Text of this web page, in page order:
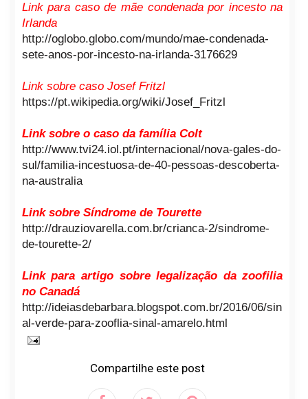
Link para caso de mãe condenada por incesto na
Irlanda
http://oglobo.globo.com/mundo/mae-condenada-
sete-anos-por-incesto-na-irlanda-3176629
Link sobre caso Josef Fritzl
https://pt.wikipedia.org/wiki/Josef_Fritzl
Link sobre o caso da família Colt
http://www.tvi24.iol.pt/internacional/nova-gales-do-
sul/familia-incestuosa-de-40-pessoas-descoberta-
na-australia
Link sobre Síndrome de Tourette
http://drauziovarella.com.br/crianca-2/sindrome-
de-tourette-2/
Link para artigo sobre legalização da zoofilia
no Canadá
http://ideiasdebarbara.blogspot.com.br/2016/06/sin
al-verde-para-zooflia-sinal-amarelo.html
Compartilhe este post